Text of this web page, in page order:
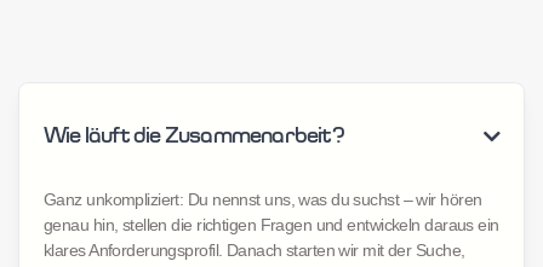
Wie läuft die Zusammenarbeit? 
Ganz unkompliziert: Du nennst uns, was du suchst – wir hören
genau hin, stellen die richtigen Fragen und entwickeln daraus ein
klares Anforderungsprofil. Danach starten wir mit der Suche,